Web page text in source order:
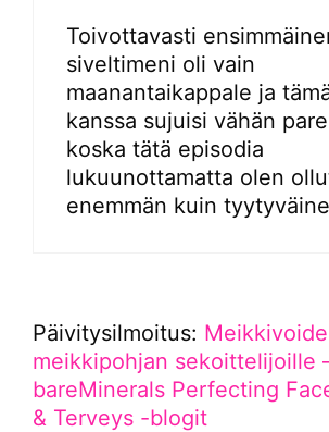
Toivottavasti
siveltimeni oli vain
maanantaikappale ja
kanssa sujuisi vähän
koska tätä episodia
lukuunottamatta olen
enemmän kuin
Päivitysilmoitus:
meikkipohjan sekoittelijoille
bareMinerals Perfecting
& Terveys -blogit